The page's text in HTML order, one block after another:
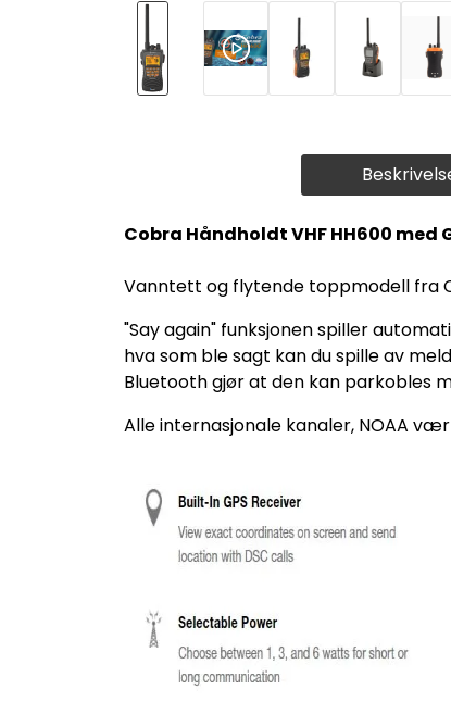
Cobra Håndholdt VHF HH600 med
Vanntett og flytende toppmodell fra
"Say again" funksjonen spiller
hva som ble sagt kan du spille av
Bluetooth gjør at den kan parkobles
Alle internasjonale kanaler, NOAA